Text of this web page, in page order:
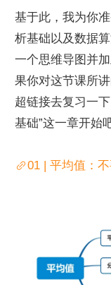
基于此，我为你
析基础以及数据
一个思维导图并
果你对这节课所
超链接去复习一
基础”这一章开始
01 | 平均值：